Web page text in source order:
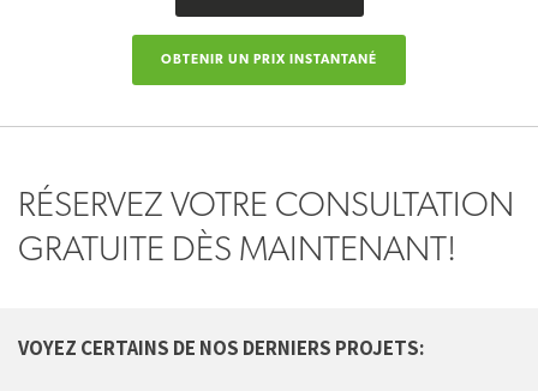
OBTENIR UN PRIX INSTANTANÉ
RÉSERVEZ VOTRE CONSULTATION
GRATUITE DÈS MAINTENANT!
VOYEZ CERTAINS DE NOS DERNIERS PROJETS: